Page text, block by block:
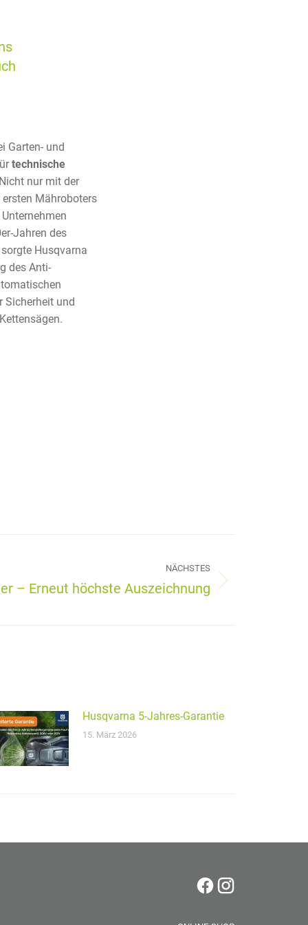
Garten- und
technische
nur mit der
Mähroboters
Jahren des
Husqvarna
des Anti-
Sicherheit und
NÄCHSTES
– Erneut höchste Auszeichnung
Husqvarna 5-Jahres-Garantie
15. März 2026